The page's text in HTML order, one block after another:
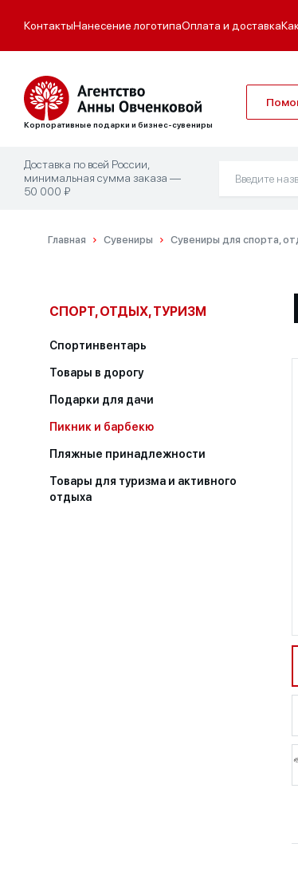
КонтактыНанесение логотипаОплата и доставка
Корпоративные подарки и бизнес-сувениры
Доставка по всей России,
минимальная сумма заказа —
50 000 ₽
Главная Сувениры Сувениры для спорта,
СПОРТ, ОТДЫХ, ТУРИЗМ
Спортинвентарь
Товары в дорогу
Подарки для дачи
Пикник и барбекю
Пляжные принадлежности
Товары для туризма и активного
отдыха